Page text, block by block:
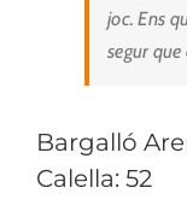
joc. Ens
segur
Bargalló
Calella: 52